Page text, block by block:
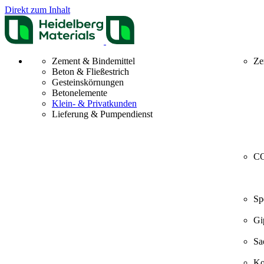
Direkt zum Inhalt
Zement & Bindemittel
Beton & Fließestrich
Gesteinskörnungen
Betonelemente
Klein- & Privatkunden
Lieferung & Pumpendienst